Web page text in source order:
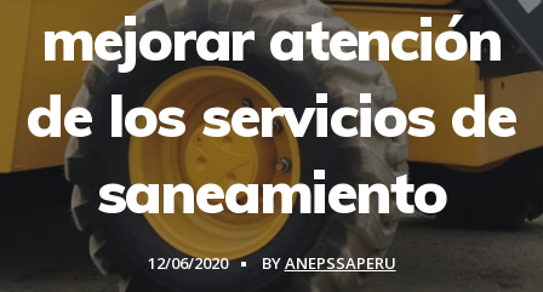
mejorar atención
de los servicios de
saneamiento
12/06/2020 BYANEPSSAPERU